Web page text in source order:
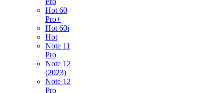
Hot 60
Pro+
Hot 60i
Hot
Note 11
Pro
Note 12
(2023)
Note 12
Pro